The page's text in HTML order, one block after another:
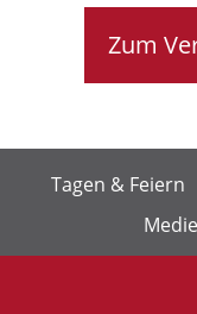
Zum
Tagen & Feiern